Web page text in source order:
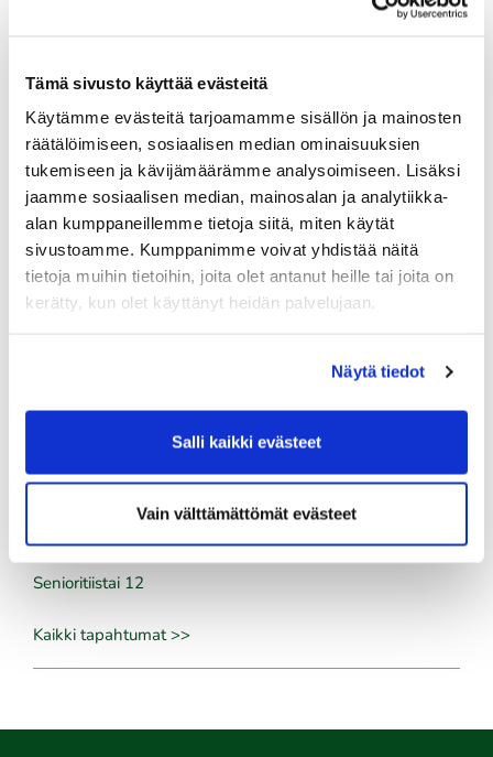
Tämä sivusto käyttää evästeitä
Käytämme evästeitä tarjoamamme sisällön ja mainosten
räätälöimiseen, sosiaalisen median ominaisuuksien
tukemiseen ja kävijämäärämme analysoimiseen. Lisäksi
jaamme sosiaalisen median, mainosalan ja analytiikka-
alan kumppaneillemme tietoja siitä, miten käytät
sivustoamme. Kumppanimme voivat yhdistää näitä
tietoja muihin tietoihin, joita olet antanut heille tai joita on
kerätty, kun olet käyttänyt heidän palvelujaan.
Näytä tiedot
Salli kaikki evästeet
Vain välttämättömät evästeet
Golfshop Open 27r
Tulevat tapahtumat
08.08.
IKH Milwaukee Open
Green Card kurssi Ma 10.8. klo 17-21
10.08.
Pariskuntagolf 5/7
11.08.
Senioritiistai 12
Kaikki tapahtumat >>